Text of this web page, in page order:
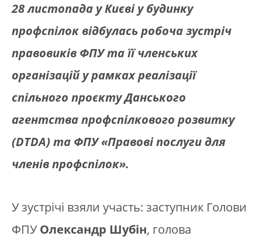
28 листопада у Києві у будинку
профспілок відбулась робоча зустріч
правовиків ФПУ та її членських
організацій у рамках реалізації
спільного проєктуДанського
агентства профспілкового розвитку
(DTDA) та ФПУ «Правові послуги для
членів профспілок».
У зустрічі взяли участь: заступник Голови
ФПУОлександр Шубін, голова